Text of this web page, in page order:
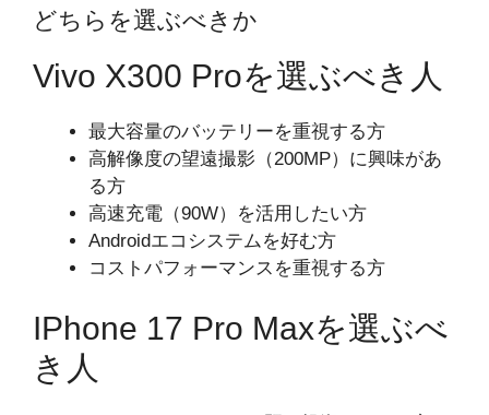
どちらを選ぶべきか
Vivo X300 Proを選ぶべき人
最大容量のバッテリーを重視する方
高解像度の望遠撮影（200MP）に興味があ
る方
高速充電（90W）を活用したい方
Androidエコシステムを好む方
コストパフォーマンスを重視する方
IPhone 17 Pro Maxを選ぶべ
き人